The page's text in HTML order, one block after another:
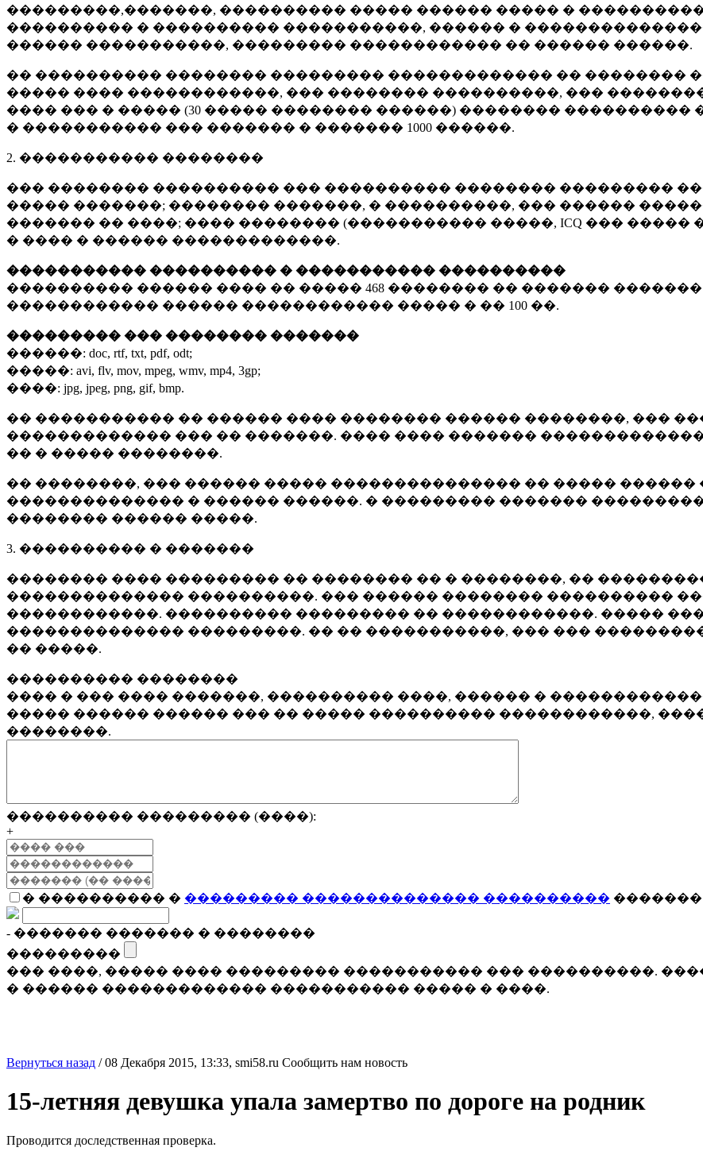
���������,�������, ���������� ����� ������ ����� �
���������� � ���������� �����������, ������ �
������ �����������, ��������� ������������ �� ������ ������.
�� ���������� �������� ��������� ������������� �� ��������
����� ���� ������������, ��� �������� ����������, ���
���� ��� � ����� (30 ����� �������� ������) �������� ����������
� ����������� ��� ������� � ������� 1000 ������.
2. ����������� ��������
��� �������� ���������� ��� ���������� �������� ���������
����� �������; �������� �������, � ����������, ��� ������
������� �� ����; ���� �������� (����������� �����, ICQ ���
� ���� � ������ �������������.
����������� ���������� � ����������� ����������
���������� ������ ���� �� ����� 468 �������� �� �������
������������ ������ ������������ ����� � �� 100 ��.
��������� ��� �������� �������
������: doc, rtf, txt, pdf, odt;
�����: avi, flv, mov, mpeg, wmv, mp4, 3gp;
����: jpg, jpeg, png, gif, bmp.
�� ����������� �� ������ ���� �������� ������ ��������, ���
������������� ��� �� �������. ���� ���� �������
�� � ����� ��������.
�� ��������, ��� ������ ����� ��������������� �� ����� ������
�������������� � ������ ������. � ��������� �������
�������� ������ �����.
3. ���������� � �������
�������� ���� ��������� �� �������� �� � ��������, ��
�������������� ����������. ��� ������ �������� ����������
������������. ���������� ��������� �� ������������. �����
�������������� ���������. �� �� �����������, ��� ���
�� �����.
���������� ��������
���� � ��� ���� �������, ���������� ����, ������ �
����� ������ ������ ��� �� ����� ���������� ������������,
��������.
���������� ��������� (����):
+
� ���������� � ��������� �������������� ���������� �������
- ������� ������� � ��������
���������
��� ����, ����� ���� ��������� ����������� ��� ����������.
� ������ ������������� ����������� ����� � ����.
Вернуться назад /08 Декабря 2015, 13:33, smi58.ru Сообщить нам новость
15-летняя девушка упала замертво по дороге на родник
Проводится доследственная проверка.